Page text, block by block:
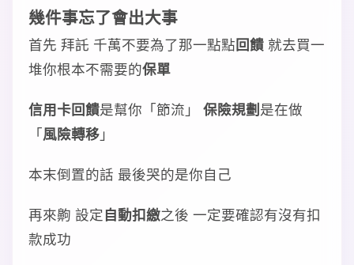
幾件事忘了會出大事
首先 拜託 千萬不要為了那一點點回饋 就去買一
堆你根本不需要的保單
信用卡回饋是幫你「節流」 保險規劃是在做
「風險轉移」
本末倒置的話 最後哭的是你自己
再來齁 設定自動扣繳之後 一定要確認有沒有扣
款成功